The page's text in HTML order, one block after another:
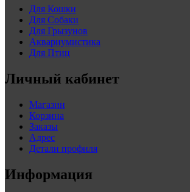
Для Кошки
Для Собаки
Для Грызунов
Аквариумистика
Для Птиц
Личный кабинет
Магазин
Корзина
Заказы
Адрес
Детали профиля
Информация